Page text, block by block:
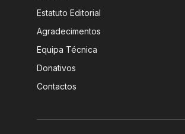
Estatuto Editorial
Agradecimentos
Equipa Técnica
Donativos
Contactos